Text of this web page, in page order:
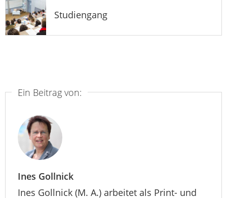
Studiengang
Ein Beitrag von:
Ines Gollnick
Ines Gollnick (M. A.) arbeitet als Print- und